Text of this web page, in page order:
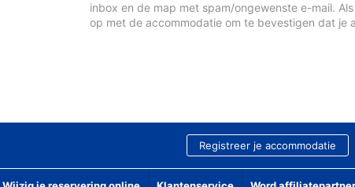
inbox en de map met spam/ongewenste e-mail.
op met de accommodatie om te bevestigen dat je
Registreer je accommodatie